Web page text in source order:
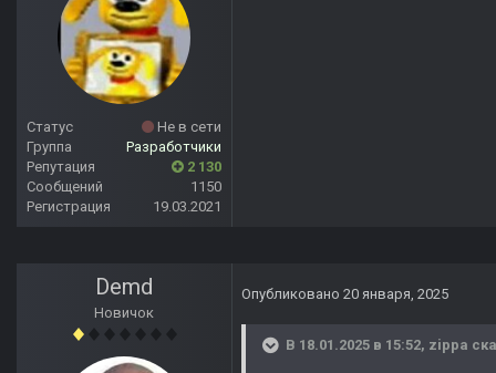
Статус
Не в сети
Группа
Разработчики
Репутация
2 130
Сообщений
1150
Регистрация
19.03.2021
Demd
Новичок
Опубликовано 20 января, 2025
В 18.01.2025 в 15:52, zippa